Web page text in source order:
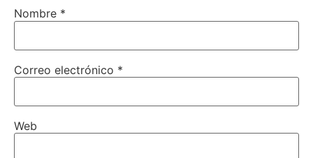
Nombre *
Correo electrónico *
Web